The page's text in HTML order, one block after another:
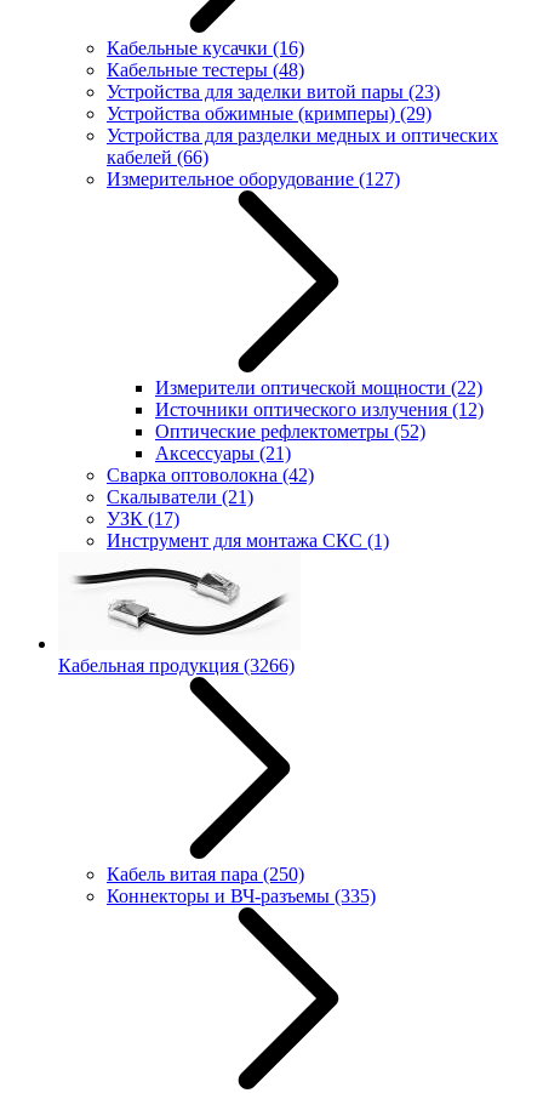
Кабельные кусачки (16)
Кабельные тестеры (48)
Устройства для заделки витой пары (23)
Устройства обжимные (кримперы) (29)
Устройства для разделки медных и оптических
кабелей (66)
Измерительное оборудование (127)
Измерители оптической мощности (22)
Источники оптического излучения (12)
Оптические рефлектометры (52)
Аксессуары (21)
Сварка оптоволокна (42)
Скалыватели (21)
УЗК (17)
Инструмент для монтажа СКС (1)
Кабельная продукция (3266)
Кабель витая пара (250)
Коннекторы и ВЧ-разъемы (335)